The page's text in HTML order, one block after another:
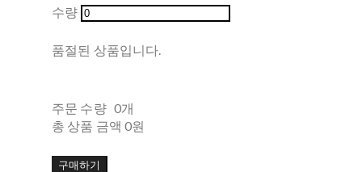
수량
품절된 상품입니다.
주문 수량 0개
총 상품 금액 0원
구매하기